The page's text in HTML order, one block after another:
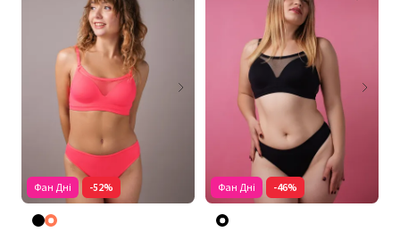
Фан Дні -52% Фан Дні -46%